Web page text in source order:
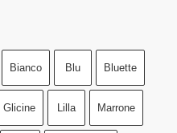
Bianco Blu Bluette
Glicine Lilla Marrone